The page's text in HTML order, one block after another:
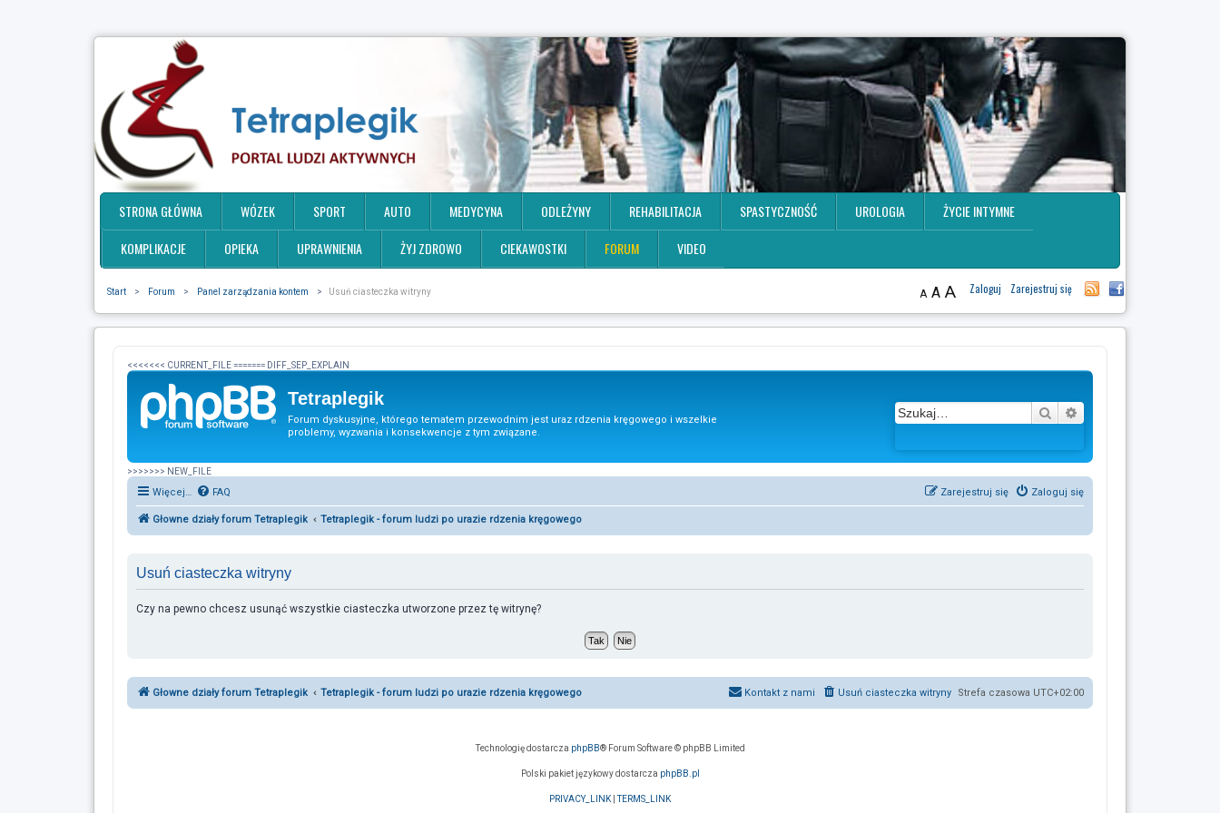
STRONA GŁÓWNA WÓZEK SPORT AUTO MEDYCYNA ODLEŻYNY REHABILITACJA SPASTYCZNOŚĆ UROLOGIA
ŻYCIE INTYMNE
KOMPLIKACJE
OPIEKA UPRAWNIENIA ŻYJ ZDROWO CIEKAWOSTKI FORUM VIDEO
Start > Forum > Panel zarządzania kontem > Usuń ciasteczka witryny Zaloguj Zarejestruj się
A A A
<<<<<<< CURRENT_FILE ======= DIFF_SEP_EXPLAIN
Tetraplegik
Forum dyskusyjne, którego tematem przewodnim jest uraz rdzenia kręgowego i wszelkie
problemy, wyzwania i konsekwencje z tym związane.
Szukaj
>>>>>>> NEW_FILE
Więcej… FAQ Zaloguj się
Zarejestruj się
Głowne działy forum Tetraplegik Tetraplegik - forum ludzi po urazie rdzenia kręgowego
Usuń ciasteczka witryny
Czy na pewno chcesz usunąć wszystkie ciasteczka utworzone przez tę witrynę?
Głowne działy forum Tetraplegik Tetraplegik - forum ludzi po urazie rdzenia kręgowego Strefa czasowa UTC+02:00
Usuń ciasteczka witryny
Kontakt z nami
Technologię dostarcza phpBB® Forum Software © phpBB Limited
Polski pakiet językowy dostarcza phpBB.pl
PRIVACY_LINK |TERMS_LINK